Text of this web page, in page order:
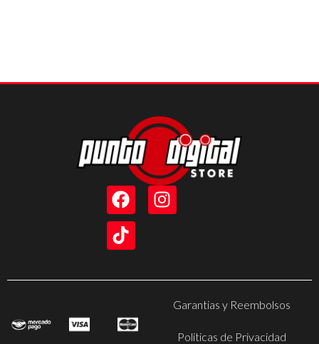
Garantias y Reembolsos
Politicas de Privacidad